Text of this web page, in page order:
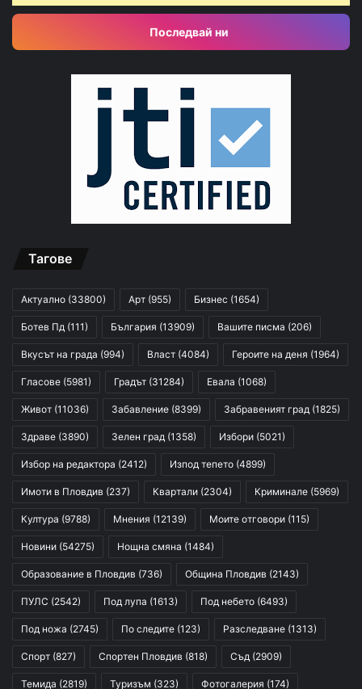
Последвай ни
Тагове
Актуално (33800) Арт (955) Бизнес (1654)
Ботев Пд (111) България (13909) Вашите писма (206)
Вкусът на града (994) Власт (4084) Героите на деня (1964)
Гласове (5981) Градът (31284) Евала (1068)
Живот (11036) Забавление (8399) Забравеният град (1825)
Здраве (3890) Зелен град (1358) Избори (5021)
Избор на редактора (2412) Изпод тепето (4899)
Имоти в Пловдив (237) Квартали (2304) Криминале (5969)
Култура (9788) Мнения (12139) Моите отговори (115)
Новини (54275) Нощна смяна (1484)
Образование в Пловдив (736) Община Пловдив (2143)
ПУЛС (2542) Под лупа (1613) Под небето (6493)
Под ножа (2745) По следите (123) Разследване (1313)
Спорт (827) Спортен Пловдив (818) Съд (2909)
Темида (2819) Туризъм (323) Фотогалерия (174)